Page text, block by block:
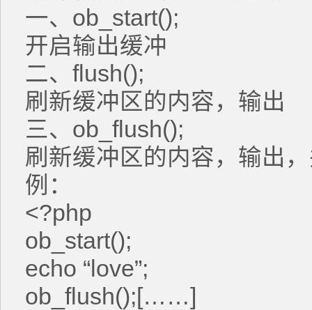
一、ob_start();
开启输出缓冲
二、flush();
刷新缓冲区的内容，输出
三、ob_flush();
刷新缓冲区的内容，输出
例：
<?php
ob_start();
echo “love”;
ob_flush();[……]